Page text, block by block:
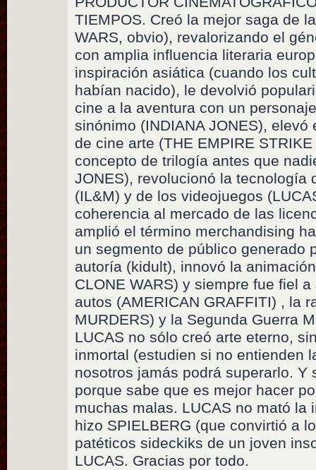
TIEMPOS. Creó la mejor saga de
WARS, obvio), revalorizando el
con amplia influencia literaria
inspiración asiática (cuando los
habían nacido), le devolvió
cine a la aventura con un
sinónimo (INDIANA JONES),
de cine arte (THE EMPIRE
concepto de trilogía antes que
JONES), revolucionó la tecnología
(IL&M) y de los videojuegos
coherencia al mercado de las
amplió el término merchandising
un segmento de público generado
autoría (kidult), innovó la
CLONE WARS) y siempre fue fiel
autos (AMERICAN GRAFFITI) , la
MURDERS) y la Segunda Guerra
LUCAS no sólo creó arte eterno,
inmortal (estudien si no entienden
nosotros jamás podrá superarlo. Y
porque sabe que es mejor hacer
muchas malas. LUCAS no mató la
hizo SPIELBERG (que convirtió a
patéticos sideckiks de un joven
LUCAS. Gracias por todo.